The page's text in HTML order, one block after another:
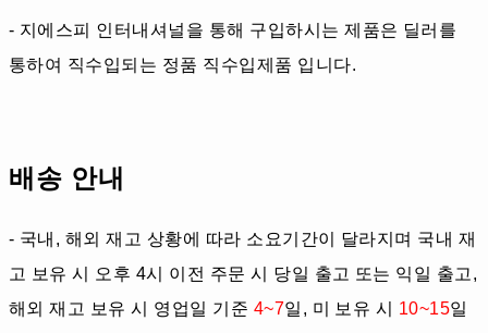
- 지에스피 인터내셔널을 통해 구입하시는 제품은 딜러를
통하여 직수입되는 정품 직수입제품 입니다.
배송 안내
- 국내, 해외 재고 상황에 따라 소요기간이 달라지며 국내 재
고 보유 시 오후 4시 이전 주문 시 당일 출고 또는 익일 출고,
해외 재고 보유 시 영업일 기준 4~7일, 미 보유 시 10~15일